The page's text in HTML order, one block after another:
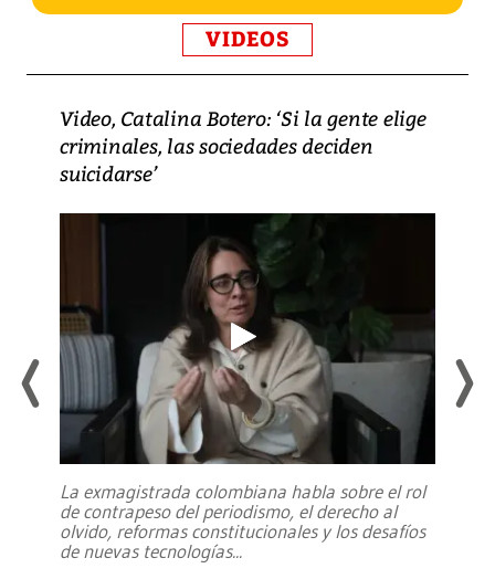
VIDEOS
Video, Catalina Botero: ‘Si la gente elige
criminales, las sociedades deciden
suicidarse’
La exmagistrada colombiana habla sobre el rol
de contrapeso del periodismo, el derecho al
olvido, reformas constitucionales y los desafíos
de nuevas tecnologías...